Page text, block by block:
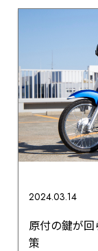
2024.03.14
原付の鍵が
策